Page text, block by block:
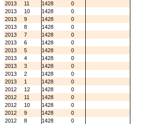
2013
11 1428
0
2013
10 1428
0
2013
9 1428
0
2013
8 1428
0
2013
7 1428
0
2013
6 1428
0
2013
5 1428
0
2013
4 1428
0
2013
3 1428
0
2013
2 1428
0
2013
1 1428
0
2012
12 1428
0
2012
11 1428
0
2012
10 1428
0
2012
9 1428
0
2012
8 1428
0